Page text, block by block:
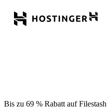
Bis zu 69 % Rabatt auf Filestash